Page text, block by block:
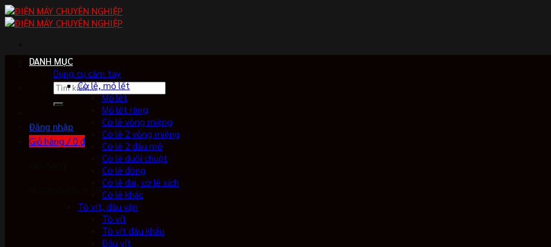
Skip
to
Tìm
kiếm:
Đăng nhập
Giỏ hàng /0 ₫
No products in the cart.
DANH MỤC
Dụng cụ cầm tay
Cờ lê, mỏ lết
Mỏ lết
Mỏ lết răng
Cờ lê vòng miệng
Cờ lê 2 vòng miệng
Cờ lê 2 đầu mở
Cờ lê đuôi chuột
Cờ lê đóng
Cờ lê đai, cờ lê xích
Cờ lê khác
Tô vít, đầu vặn
Tô vít
Tô vít đầu khẩu
Đầu vít